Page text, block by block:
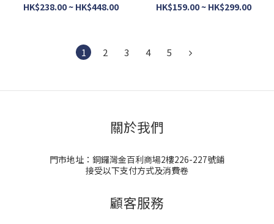
HK$238.00 ~ HK$448.00
HK$159.00 ~ HK$299.00
1 2 3 4 5
關於我們
門市地址：銅鑼灣金百利商場2樓226-227號鋪
接受以下支付方式及消費卷
顧客服務